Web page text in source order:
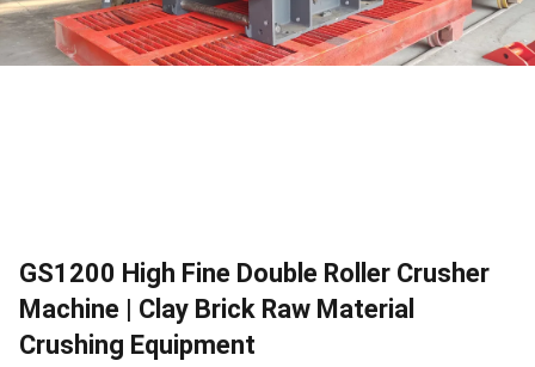
GS1200 High Fine Double Roller Crusher
Machine | Clay Brick Raw Material
Crushing Equipment